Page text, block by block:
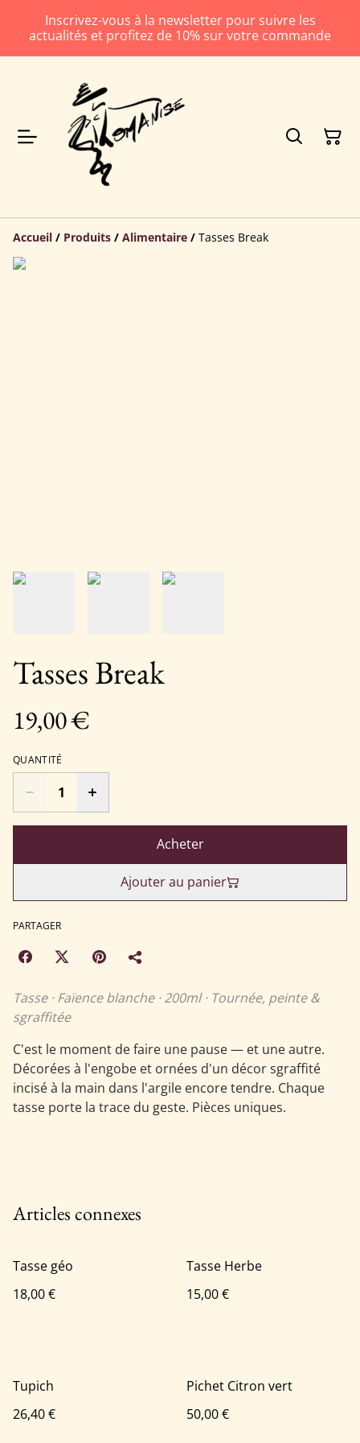
Inscrivez-vous à la newsletter pour suivre les
actualités et profitez de 10% sur votre commande
Accueil / Produits / Alimentaire / Tasses Break
Tasses Break
19,00 €
QUANTITÉ
Acheter
Ajouter au panier
PARTAGER
Tasse · Faïence blanche · 200ml · Tournée, peinte &
sgraffitée
C'est le moment de faire une pause — et une autre.
Décorées à l'engobe et ornées d'un décor sgraffité
incisé à la main dans l'argile encore tendre. Chaque
tasse porte la trace du geste. Pièces uniques.
Articles connexes
Tasse géo
18,00 €
Tasse Herbe
15,00 €
Tupich
26,40 €
Pichet Citron vert
50,00 €